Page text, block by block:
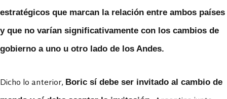
estratégicos que marcan la relación entre ambos países
y que no varían significativamente con los cambios de
gobierno a uno u otro lado de los Andes.
Dicho lo anterior, Boric sí debe ser invitado al cambio de